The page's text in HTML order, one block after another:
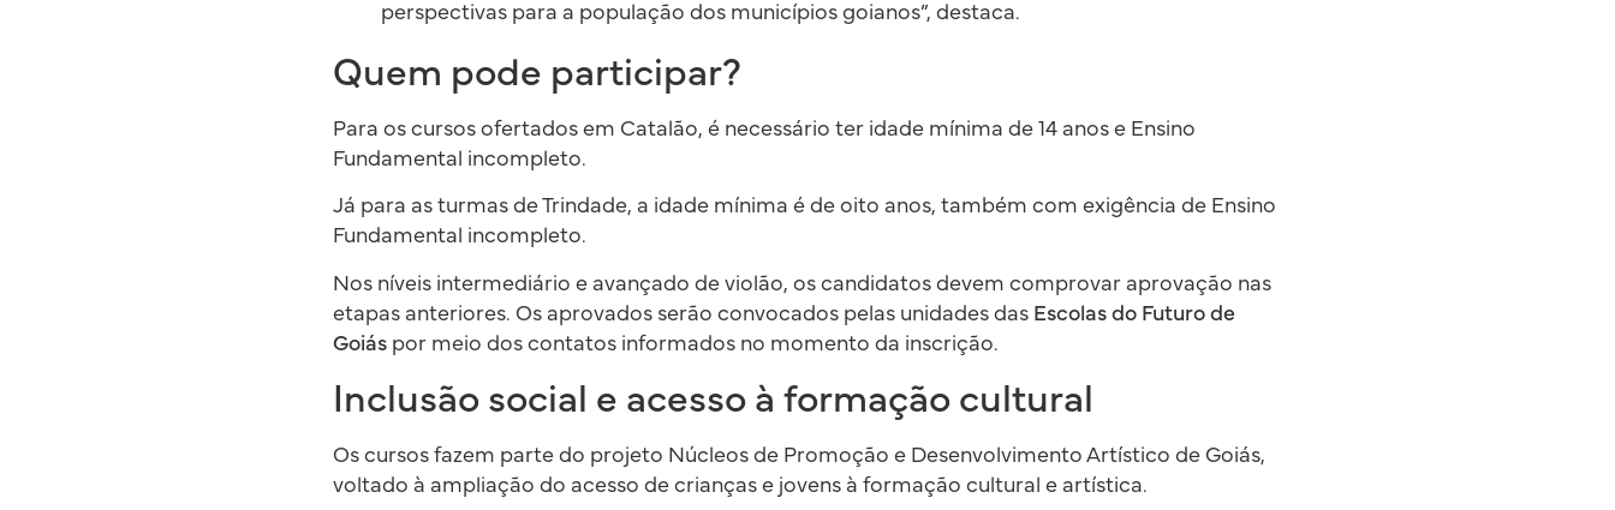
perspectivas para a população dos municípios goianos”, destaca.
Quem pode participar?
Para os cursos ofertados em Catalão, é necessário ter idade mínima de 14 anos e Ensino
Fundamental incompleto.
Já para as turmas de Trindade, a idade mínima é de oito anos, também com exigência de Ensino
Fundamental incompleto.
Nos níveis intermediário e avançado de violão, os candidatos devem comprovar aprovação nas
etapas anteriores. Os aprovados serão convocados pelas unidades das Escolas do Futuro de
Goiás por meio dos contatos informados no momento da inscrição.
Inclusão social e acesso à formação cultural
Os cursos fazem parte do projeto Núcleos de Promoção e Desenvolvimento Artístico de Goiás,
voltado à ampliação do acesso de crianças e jovens à formação cultural e artística.